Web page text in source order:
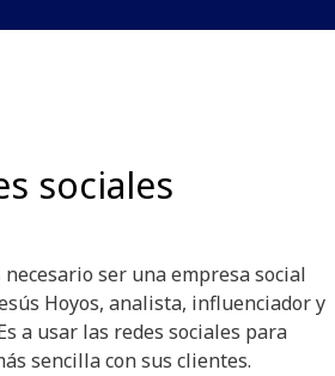
sociales
ser una empresa social
Hoyos, analista, influenciador y
a usar las redes sociales para
sencilla con sus clientes.